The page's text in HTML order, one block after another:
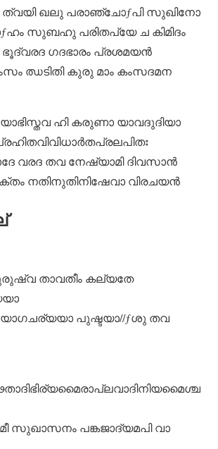
ത്വയി ഖലു പരാഞ്ചോƒപി സുഖിനോ
സുബഹു പരിതപ്യേ ച കിമിദം
ഭൂദ്വരദ ഗദഭാരം പ്രശമയൻ
ഝടിതി കുരു മാം കംസദമന
ഹി കരുണാ യാവദുദിയാ
വരദ തവ നേഷ്യാമി ദിവസാൻ
നതിനുതിനിഷേവാ വിരചയൻ
താവതീം കല്യതേ
പുഷ്ടയാ//ƒശു തവ
സുഖാസനം പങ്കജാദ്യമപി വാ